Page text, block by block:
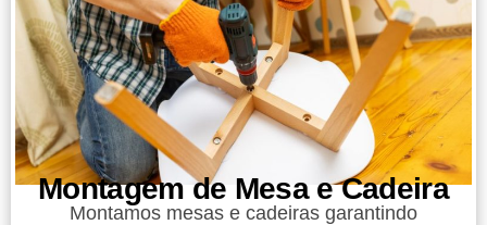
Montagem de Mesa e Cadeira
Montamos mesas e cadeiras garantindo